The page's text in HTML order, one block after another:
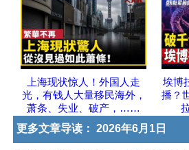
上海现状惊人！外国人走
光，有钱人大量移民海外，
萧条、失业、破产，……
埃博
播？
更多文章导读： 2026年6月1日